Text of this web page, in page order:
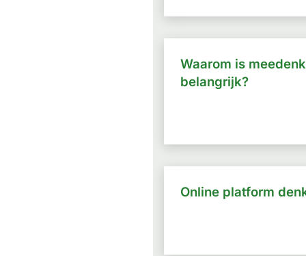
Waarom is
belangrijk?
Online platform